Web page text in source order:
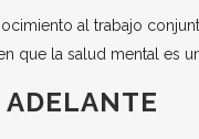
al trabajo
que la salud mental es